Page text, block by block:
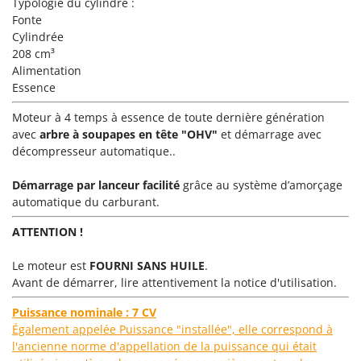
Pulvérisateurs
Pulvérisateurs portés
R
Rafraîchisseurs d'air par évaporation
Rampes de chargement en aluminium
Râpes à fromage électriques
Râteaux pour tracteur
Robots nettoyeurs de piscine
Robots Tondeuses
Rouleaux pour tracteur
S
Scies à os
Scies à Ruban
GRIFO
GVS
GYS
H
Hailo
Helvi
Henx
HiKOKI
Honda
Il-Tec
Imperia
Infaco
Intec
Typologie du cylindre :
Fonte
Cylindrée
208 cm³
Alimentation
Essence
Moteur à 4 temps à essence de toute dernière génération
avec arbre à soupapes en tête "OHV" et démarrage avec
décompresseur automatique..
Démarrage par lanceur facilité grâce au système d’amorçage
automatique du carburant.
ATTENTION !
Le moteur est FOURNI SANS HUILE.
Avant de démarrer, lire attentivement la notice d'utilisation.
Puissance nominale : 7 CV
Également appelée Puissance "installée", elle correspond à
l'ancienne norme d'appellation de la puissance qui était